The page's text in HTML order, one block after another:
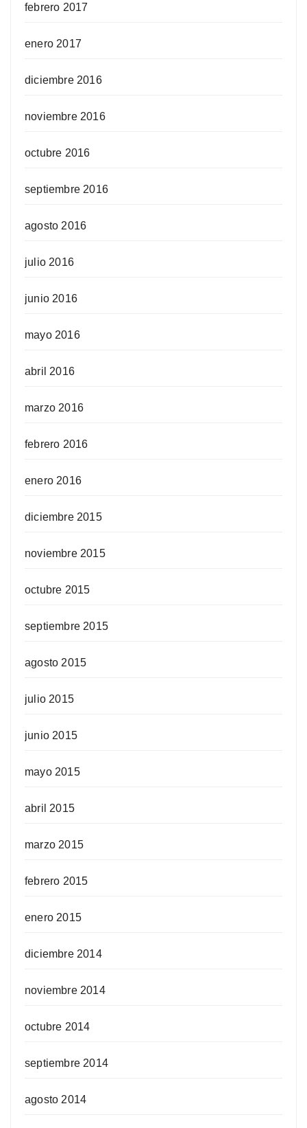
febrero 2017
enero 2017
diciembre 2016
noviembre 2016
octubre 2016
septiembre 2016
agosto 2016
julio 2016
junio 2016
mayo 2016
abril 2016
marzo 2016
febrero 2016
enero 2016
diciembre 2015
noviembre 2015
octubre 2015
septiembre 2015
agosto 2015
julio 2015
junio 2015
mayo 2015
abril 2015
marzo 2015
febrero 2015
enero 2015
diciembre 2014
noviembre 2014
octubre 2014
septiembre 2014
agosto 2014